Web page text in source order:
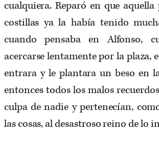
cualquiera. Reparó en que
costillas ya la había tenido
cuando pensaba en Alfonso,
acercarse lentamente por la plaza,
entrara y le plantara un beso en
entonces todos los malos
culpa de nadie y pertenecían,
las cosas, al desastroso reino de lo